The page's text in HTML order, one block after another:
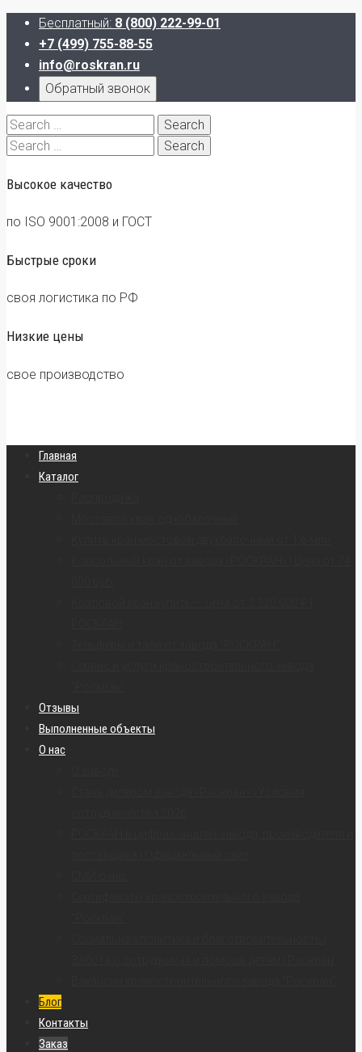
Бесплатный: 8 (800) 222-99-01
+7 (499) 755-88-55
info@roskran.ru
Обратный звонок
Search
for:
Search
Высокое качество
по ISO 9001:2008 и ГОСТ
Быстрые сроки
своя логистика по РФ
Низкие цены
свое производство
Главная
Каталог
Отзывы
Выполненные объекты
О нас
Блог
Контакты
Заказ